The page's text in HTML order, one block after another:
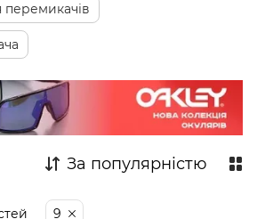
перемикачів
За популярністю
9